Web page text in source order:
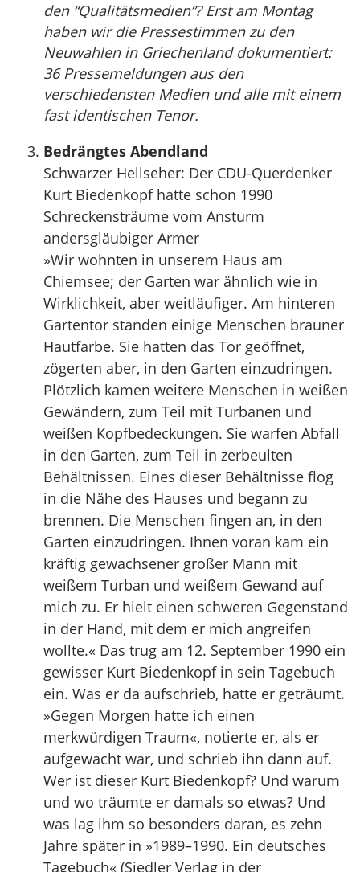
den “Qualitätsmedien”? Erst am Montag
haben wir die Pressestimmen zu den
Neuwahlen in Griechenland dokumentiert:
36 Pressemeldungen aus den
verschiedensten Medien und alle mit einem
fast identischen Tenor.
Bedrängtes Abendland
Schwarzer Hellseher: Der CDU-Querdenker
Kurt Biedenkopf hatte schon 1990
Schreckensträume vom Ansturm
andersgläubiger Armer
»Wir wohnten in unserem Haus am
Chiemsee; der Garten war ähnlich wie in
Wirklichkeit, aber weitläufiger. Am hinteren
Gartentor standen einige Menschen brauner
Hautfarbe. Sie hatten das Tor geöffnet,
zögerten aber, in den Garten einzudringen.
Plötzlich kamen weitere Menschen in weißen
Gewändern, zum Teil mit Turbanen und
weißen Kopfbedeckungen. Sie warfen Abfall
in den Garten, zum Teil in zerbeulten
Behältnissen. Eines dieser Behältnisse flog
in die Nähe des Hauses und begann zu
brennen. Die Menschen fingen an, in den
Garten einzudringen. Ihnen voran kam ein
kräftig gewachsener großer Mann mit
weißem Turban und weißem Gewand auf
mich zu. Er hielt einen schweren Gegenstand
in der Hand, mit dem er mich angreifen
wollte.« Das trug am 12. September 1990 ein
gewisser Kurt Biedenkopf in sein Tagebuch
ein. Was er da aufschrieb, hatte er geträumt.
»Gegen Morgen hatte ich einen
merkwürdigen Traum«, notierte er, als er
aufgewacht war, und schrieb ihn dann auf.
Wer ist dieser Kurt Biedenkopf? Und warum
und wo träumte er damals so etwas? Und
was lag ihm so besonders daran, es zehn
Jahre später in »1989–1990. Ein deutsches
Tagebuch« (Siedler Verlag in der